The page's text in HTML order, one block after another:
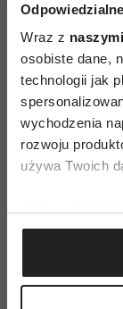
Wraz z
osobiste dane,
technologii jak
wychodzenia
rozwoju
używa Twoich
Dlaczego
wzrok wielu?
i
byłoby
znawcą
Kolejnym
– dzisiaj to
zdjęcia, jeżeli
przed okiem